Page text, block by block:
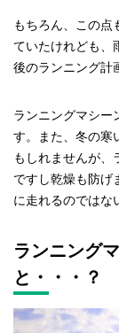
もちろん、この点
ていたけれども、
後のランニング計
ランニングマシー
す。また、冬の寒
もしれませんが、
ですし乾燥も防げ
に走れるのではな
ランニング
と・・・？